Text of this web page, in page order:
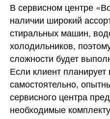
В сервисном центре
наличии широкий
стиральных машин,
холодильников,
сложности будет
Если клиент
самостоятельно,
сервисного центра
необходимые